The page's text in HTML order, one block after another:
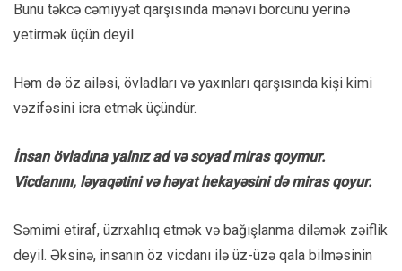
Bunu təkcə cəmiyyət qarşısında mənəvi borcunu yerinə
yetirmək üçün deyil.
Həm də öz ailəsi, övladları və yaxınları qarşısında kişi kimi
vəzifəsini icra etmək üçündür.
İnsan övladına yalnız ad və soyad miras qoymur.
Vicdanını, ləyaqətini və həyat hekayəsini də miras qoyur.
Səmimi etiraf, üzrxahlıq etmək və bağışlanma diləmək zəiflik
deyil. Əksinə, insanın öz vicdanı ilə üz-üzə qala bilməsinin